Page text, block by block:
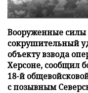
Вооруженные силы
сокрушительный
объекту взвода
Херсоне, сообщил
18-й
с позывным